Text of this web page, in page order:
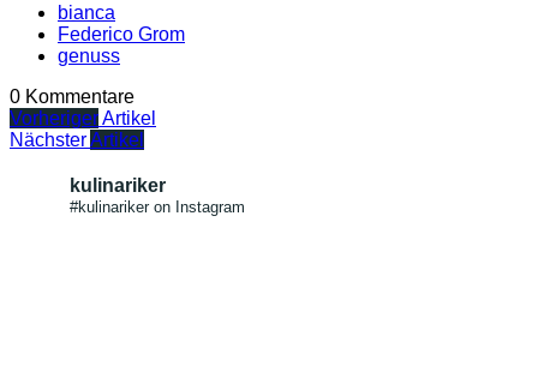
bianca
Federico Grom
genuss
0 Kommentare
VorherigerArtikel
NächsterArtikel
kulinariker
#kulinariker on Instagram